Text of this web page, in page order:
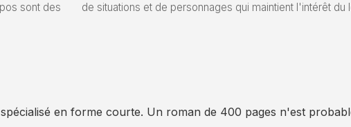
sont des
de situations et de personnages qui maintient l'intérêt du
en forme courte. Un roman de 400 pages n'est